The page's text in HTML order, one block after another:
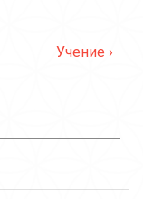
Учение ›